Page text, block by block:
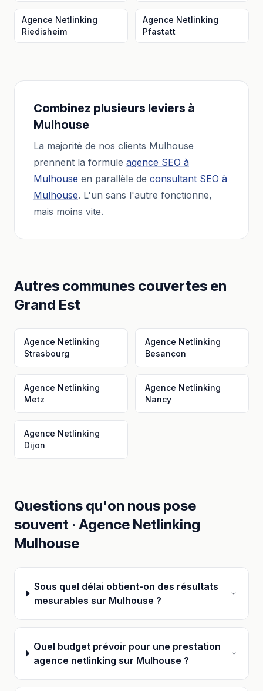
Agence Netlinking
Riedisheim
Agence Netlinking
Pfastatt
Combinez plusieurs leviers à
Mulhouse
La majorité de nos clients Mulhouse
prennent la formule agence SEO à
Mulhouse en parallèle de consultant SEO à
Mulhouse. L'un sans l'autre fonctionne,
mais moins vite.
Autres communes couvertes en
Grand Est
Agence Netlinking
Strasbourg
Agence Netlinking
Besançon
Agence Netlinking
Metz
Agence Netlinking
Nancy
Agence Netlinking
Dijon
Questions qu'on nous pose
souvent · Agence Netlinking
Mulhouse
Sous quel délai obtient-on des résultats
mesurables sur Mulhouse ?
Quel budget prévoir pour une prestation
agence netlinking sur Mulhouse ?